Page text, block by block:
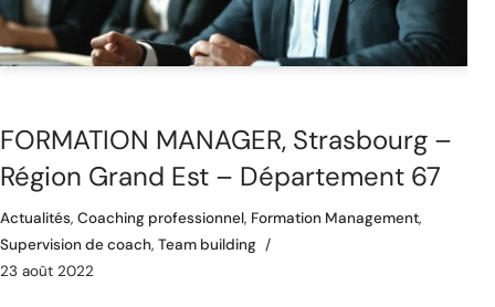
FORMATION MANAGER, Strasbourg –
Région Grand Est – Département 67
Actualités, Coaching professionnel, Formation Management,
Supervision de coach, Team building
23 août 2022